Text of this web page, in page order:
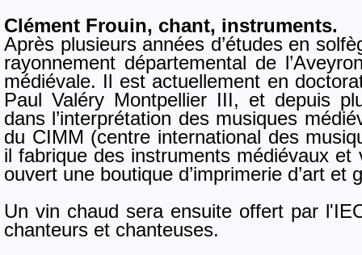
Clément Frouin, chant, instruments.
Après plusieurs années d’études en
rayonnement départemental de
médiévale. Il est actuellement en
Paul Valéry Montpellier III, et depuis
dans l’interprétation des musiques
du CIMM (centre international des
il fabrique des instruments médiévaux et
ouvert une boutique d’imprimerie d’art et
Un vin chaud sera ensuite offert par
chanteurs et chanteuses.